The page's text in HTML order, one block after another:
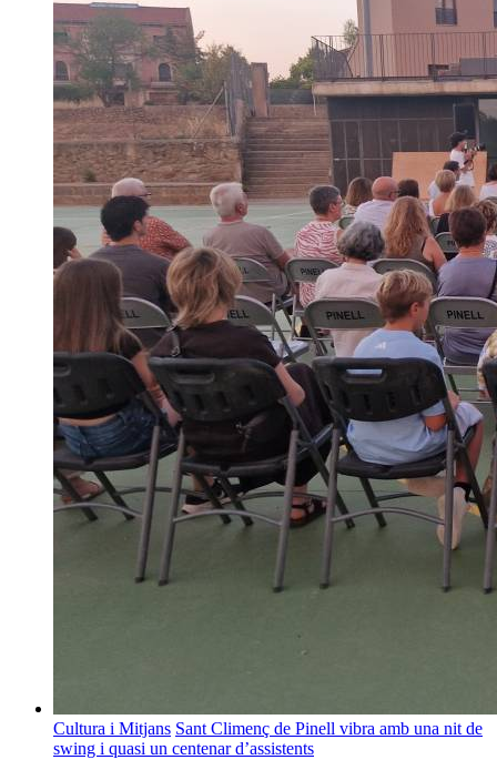
Cultura i Mitjans Sant Climenç de Pinell vibra amb una nit de
swing i quasi un centenar d’assistents